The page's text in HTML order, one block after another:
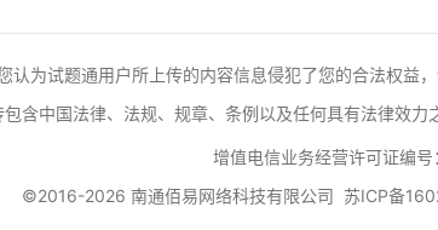
认为试题通用户所上传的内容信息侵犯了您的合法权益
含中国法律、法规、规章、条例以及任何具有法律效
增值电信业务经营许可证编
©2016-2026 南通佰易网络科技有限公司 苏ICP备